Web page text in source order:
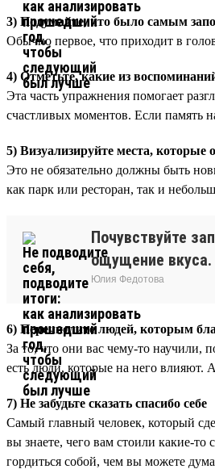
3) Подумайте, что было самым
Обычно первое, что приходит в
4) Отметьте, какие из
Эта часть упражнения помогает
счастливых моментов. Если память
5) Визуализируйте места, которые
Это не обязательно должны быть
как парк или ресторан, так и
Почувствуйте
ощущение вкуса.
Юлия Федотова
6) Перечислите людей, которым
За то, что они вас чему-то научили,
есть люди, которые на него влияют.
7) Не забудьте сказать спасибо себе
Самый главный человек, который
вы знаете, чего вам стоили какие-
гордиться собой, чем вы можете